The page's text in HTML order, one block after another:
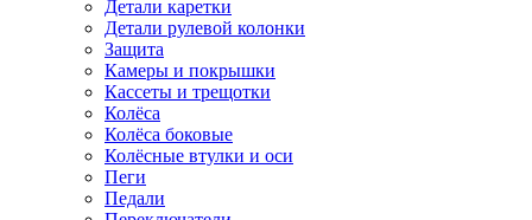
Детали каретки
Детали рулевой колонки
Защита
Камеры и покрышки
Кассеты и трещотки
Колёса
Колёса боковые
Колёсные втулки и оси
Пеги
Педали